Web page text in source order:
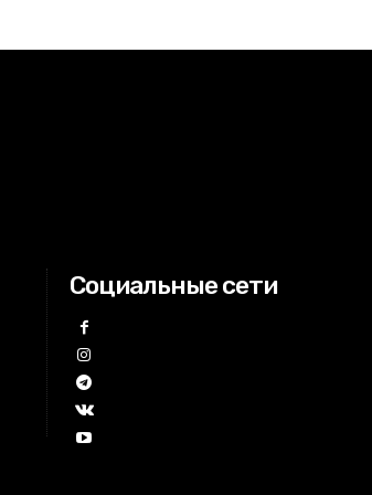
Социальные сети